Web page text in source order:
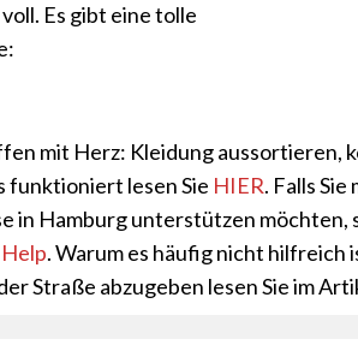
Es gibt eine tolle
mit Herz: Kleidung aussortieren,
funktioniert lesen Sie HIER. Falls
in Hamburg unterstützen möchten,
. Warum es häufig nicht hilfreich
Straße abzugeben lesen Sie im